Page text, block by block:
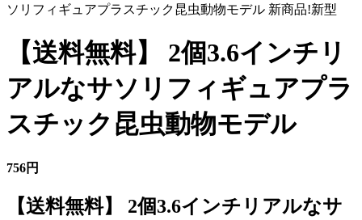
ソリフィギュアプラスチック昆虫動物モデル 新商品!新型
【送料無料】 2個3.6インチリ
アルなサソリフィギュアプラ
スチック昆虫動物モデル
756円
【送料無料】 2個3.6インチリアルなサ